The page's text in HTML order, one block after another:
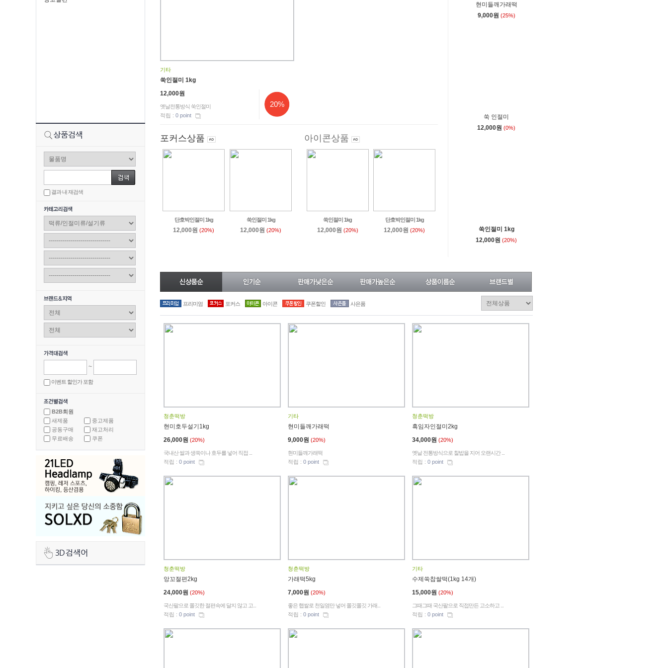
결과 내 재검색
~
이벤트 할인가 포함
B2B회원
새제품
중고제품
공동구매
재고처리
무료배송
쿠폰
기타
쑥인절미 1kg
12,000원
20%
옛날전통방식 쑥인절미
적립 : 0 point
포커스상품
단호박인절미 1kg
12,000원 (20%)
쑥인절미 1kg
12,000원 (20%)
아이콘상품
쑥인절미 1kg
12,000원 (20%)
단호박인절미 1kg
12,000원 (20%)
현미들깨가래떡
9,000원 (25%)
쑥 인절미
12,000원 (0%)
쑥인절미 1kg
12,000원 (20%)
프리미엄 포커스 아이콘 쿠폰할인 사은품
청춘떡방
현미호두설기1kg
26,000원 (20%)
국내산 쌀과 생쑥이나 호두를 넣어 직접 ...
적립 : 0 point
기타
현미들깨가래떡
9,000원 (20%)
현미들깨가래떡
적립 : 0 point
청춘떡방
흑임자인절미2kg
34,000원 (20%)
옛날 전통방식으로 찰밥을 지어 오랜시간 ...
적립 : 0 point
청춘떡방
앙꼬절편2kg
24,000원 (20%)
국산팥으로 쫄깃한 절편속에 달지 않고 고...
적립 : 0 point
청춘떡방
가래떡5kg
7,000원 (20%)
좋은 햅쌀로 천일염만 넣어 쫄깃쫄깃 가래...
적립 : 0 point
기타
수제쑥찹쌀떡(1kg 14개)
15,000원 (20%)
그때그때 국산팥으로 직접만든 고소하고 ...
적립 : 0 point